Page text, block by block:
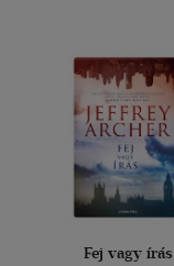
Fej vagy írás